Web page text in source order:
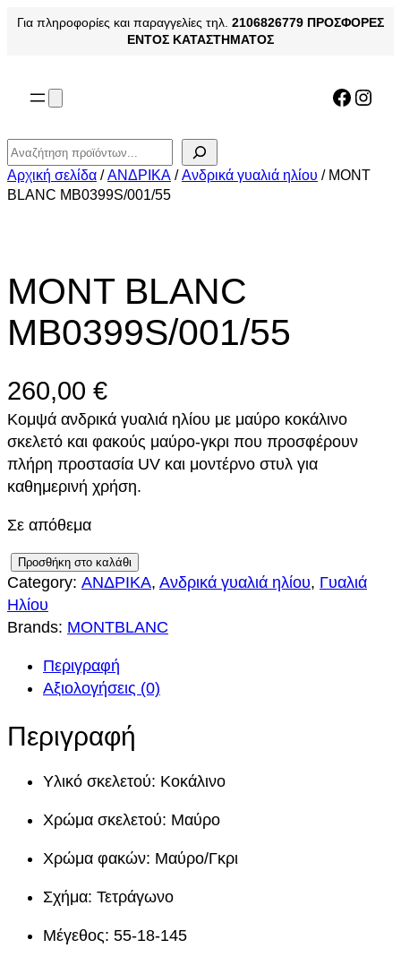
Μετάβαση
Για πληροφορίες και παραγγελίες τηλ. 2106826779 ΠΡΟΣΦΟΡΕΣ
ΕΝΤΟΣ ΚΑΤΑΣΤΗΜΑΤΟΣ
Αναζήτηση
Αρχική σελίδα /ΑΝΔΡΙΚΑ /Ανδρικά γυαλιά ηλίου / MONT
BLANC MB0399S/001/55
MONT BLANC
MB0399S/001/55
260,00 €
Κομψά ανδρικά γυαλιά ηλίου με μαύρο κοκάλινο
σκελετό και φακούς μαύρο-γκρι που προσφέρουν
πλήρη προστασία UV και μοντέρνο στυλ για
καθημερινή χρήση.
Σε απόθεμα
M
O
N
T
C
Προσθήκη στο καλάθι
Category: ΑΝΔΡΙΚΑ, Ανδρικά γυαλιά ηλίου, Γυαλιά
Ηλίου
Brands: MONTBLANC
Περιγραφή
Αξιολογήσεις (0)
Περιγραφή
Υλικό σκελετού: Κοκάλινο
Χρώμα σκελετού: Μαύρο
Χρώμα φακών: Μαύρο/Γκρι
Σχήμα: Τετράγωνο
Μέγεθος: 55-18-145